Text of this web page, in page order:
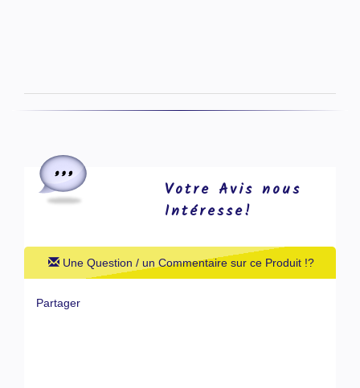
Votre Avis nous
Intéresse!
Une Question / un Commentaire sur ce Produit !?
Partager